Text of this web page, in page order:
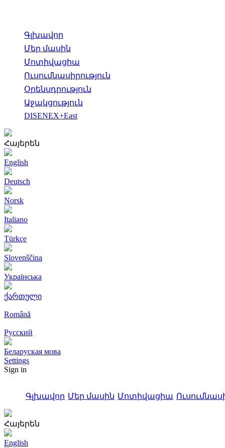
Գլխավոր
Մեր մասին
Մոտիվացիա
Ուսումնասիրություն
Օրենսդրություն
Աջակցություն
DISENEX+East
Հայերեն
English
Deutsch
Norsk
Italiano
Türkçe
Slovenščina
Українська
ქართული
Română
Русский
Беларуская мова
Settings
Sign in
Գլխավոր Մեր մասին Մոտիվացիա
Հայերեն
English